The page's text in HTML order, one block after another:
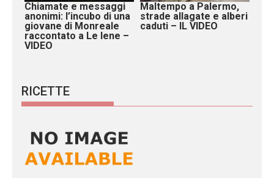
Chiamate e messaggi
anonimi: l’incubo di una
giovane di Monreale
raccontato a Le Iene –
VIDEO
Maltempo a Palermo,
strade allagate e alberi
caduti – IL VIDEO
RICETTE